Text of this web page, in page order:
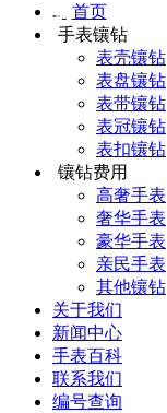
首页
手表镶钻
表壳镶钻
表盘镶钻
表带镶钻
表冠镶钻
表扣镶钻
镶钻费用
高奢手表
奢华手表
豪华手表
亲民手表
其他镶钻
关于我们
新闻中心
手表百科
联系我们
编号查询